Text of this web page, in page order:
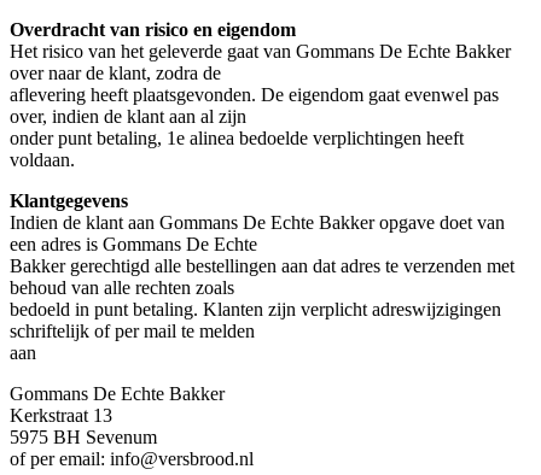
Overdracht van risico en eigendom
Het risico van het geleverde gaat van Gommans De Echte Bakker
over naar de klant, zodra de
aflevering heeft plaatsgevonden. De eigendom gaat evenwel pas
over, indien de klant aan al zijn
onder punt betaling, 1e alinea bedoelde verplichtingen heeft
voldaan.
Klantgegevens
Indien de klant aan Gommans De Echte Bakker opgave doet van
een adres is Gommans De Echte
Bakker gerechtigd alle bestellingen aan dat adres te verzenden met
behoud van alle rechten zoals
bedoeld in punt betaling. Klanten zijn verplicht adreswijzigingen
schriftelijk of per mail te melden
aan
Gommans De Echte Bakker
Kerkstraat 13
5975 BH Sevenum
of per email: info@versbrood.nl